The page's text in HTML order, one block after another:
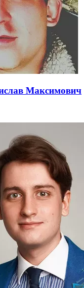
Максимович